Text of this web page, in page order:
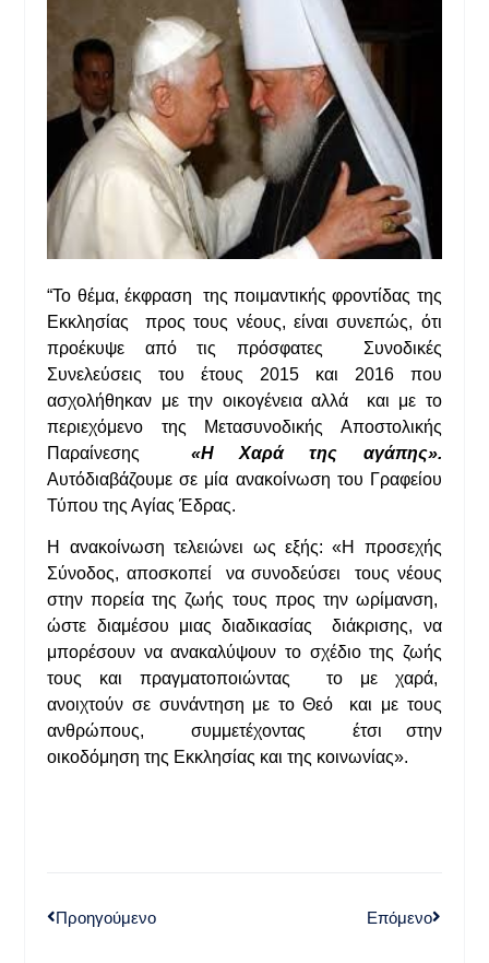
“Το θέμα, έκφραση της ποιμαντικής φροντίδας της
Εκκλησίας προς τους νέους, είναι συνεπώς, ότι
προέκυψε από τις πρόσφατες Συνοδικές
Συνελεύσεις του έτους 2015 και 2016 που
ασχολήθηκαν με την οικογένεια αλλά και με το
περιεχόμενο της Μετασυνοδικής Αποστολικής
Παραίνεσης «Η Χαρά της αγάπης».
Αυτόδιαβάζουμε σε μία ανακοίνωση του Γραφείου
Τύπου της Αγίας Έδρας.
Η ανακοίνωση τελειώνει ως εξής: «Η προσεχής
Σύνοδος, αποσκοπεί να συνοδεύσει τους νέους
στην πορεία της ζωής τους προς την ωρίμανση,
ώστε διαμέσου μιας διαδικασίας διάκρισης, να
μπορέσουν να ανακαλύψουν το σχέδιο της ζωής
τους και πραγματοποιώντας το με χαρά,
ανοιχτούν σε συνάντηση με το Θεό και με τους
ανθρώπους, συμμετέχοντας έτσι στην
οικοδόμηση της Εκκλησίας και της κοινωνίας».
Προηγούμενο Επόμενο